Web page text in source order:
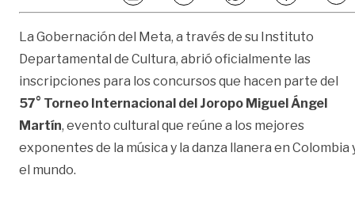
La Gobernación del Meta, a través de su Instituto
Departamental de Cultura, abrió oficialmente las
inscripciones para los concursos que hacen parte del
57° Torneo Internacional del Joropo Miguel Ángel
Martín, evento cultural que reúne a los mejores
exponentes de la música y la danza llanera en Colombia
el mundo.